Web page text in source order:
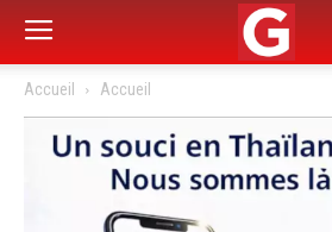
Accueil Accueil